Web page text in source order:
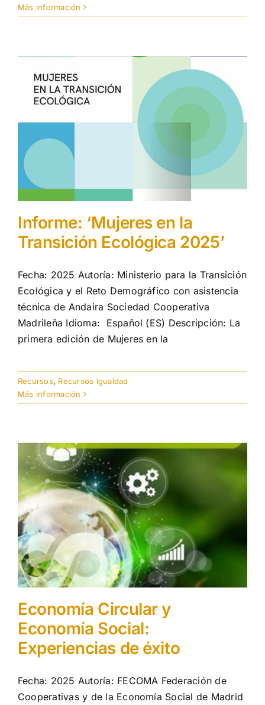
Más información
Informe: ‘Mujeres en la
Transición Ecológica 2025’
Fecha: 2025 Autoría: Ministerio para la Transición
Ecológica y el Reto Demográfico con asistencia
técnica de Andaira Sociedad Cooperativa
Madrileña Idioma: Español (ES) Descripción: La
primera edición de Mujeres en la
Recursos, Recursos Igualdad
Más información
Economía Circular y
Economía Social:
Experiencias de éxito
Fecha: 2025 Autoría: FECOMA Federación de
Cooperativas y de la Economía Social de Madrid